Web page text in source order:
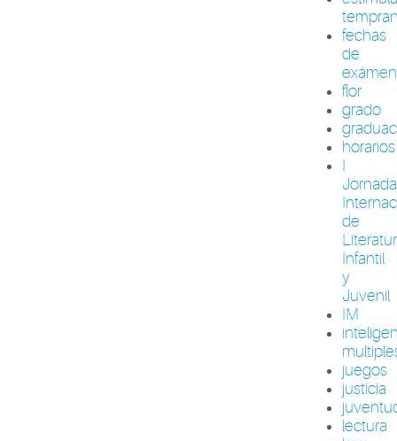
fechas
de
flor
grado
horarios
I
de
Infantil
y
Juvenil
IM
juegos
justicia
lectura